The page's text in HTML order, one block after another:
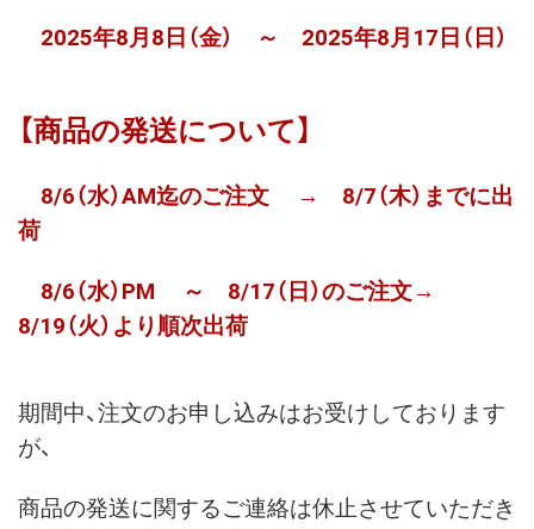
2025年8月8日（金） ～ 2025年8月17日（日）
【商品の発送について】
8/6（水）AM迄のご注文 → 8/7（木）までに出
荷
8/6（水）PM ～ 8/17（日）のご注文→
8/19（火）より順次出荷
期間中、注文のお申し込みはお受けしております
が、
商品の発送に関するご連絡は休止させていただき